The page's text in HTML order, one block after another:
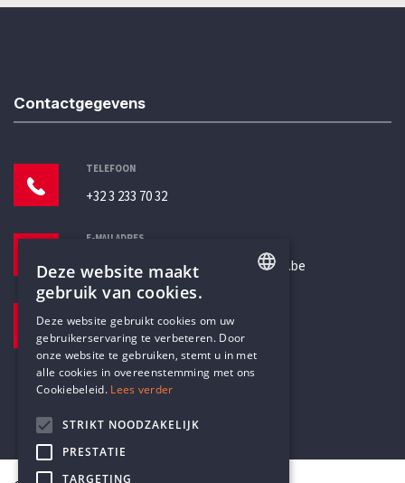
Contactgegevens
TELEFOON
+32 3 233 70 32
E-MAILADRES
secretariaat@humanistischverbond.be
Pottenbrug 4
Antwerpen, 2000
DUTCH
Deze website maakt
gebruik van cookies.
Deze website gebruikt cookies om uw
gebruikerservaring te verbeteren. Door
onze website te gebruiken, stemt u in met
alle cookies in overeenstemming met ons
Cookiebeleid. Lees verder
STRIKT NOODZAKELIJK
PRESTATIE
TARGETING